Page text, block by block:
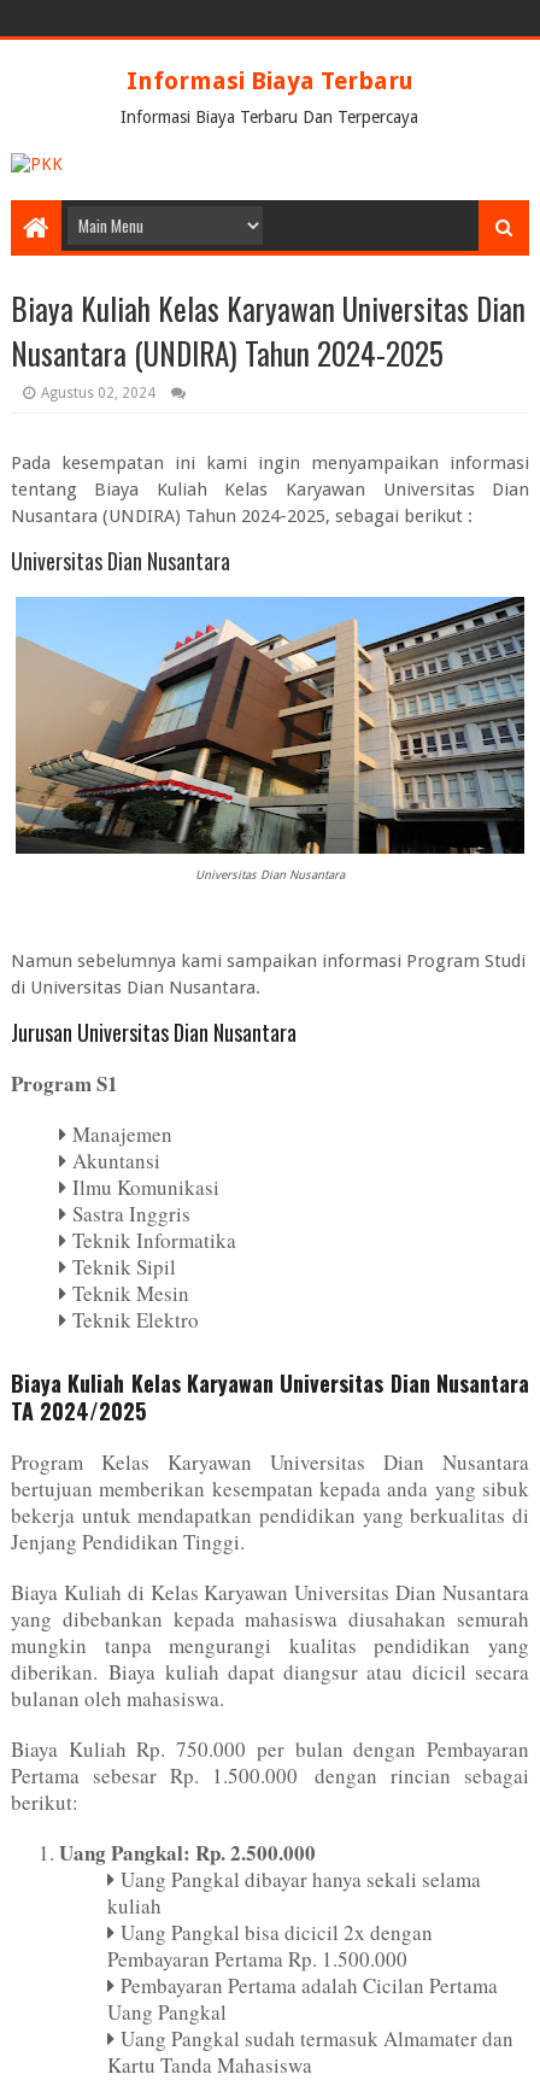
Informasi Biaya Terbaru
Informasi Biaya Terbaru Dan Terpercaya
Biaya Kuliah Kelas Karyawan Universitas Dian
Nusantara (UNDIRA) Tahun 2024-2025
Agustus 02, 2024
Pada kesempatan ini kami ingin menyampaikan informasi
tentang Biaya Kuliah Kelas Karyawan Universitas Dian
Nusantara (UNDIRA) Tahun 2024-2025, sebagai berikut :
Universitas Dian Nusantara
Universitas Dian Nusantara
Namun sebelumnya kami sampaikan informasi Program Studi
di Universitas Dian Nusantara.
Jurusan Universitas Dian Nusantara
Program S1
Manajemen
Akuntansi
Ilmu Komunikasi
Sastra Inggris
Teknik Informatika
Teknik Sipil
Teknik Mesin
Teknik Elektro
Biaya Kuliah Kelas Karyawan Universitas Dian Nusantara
TA 2024/2025
Program Kelas Karyawan Universitas Dian Nusantara
bertujuan memberikan kesempatan kepada anda yang sibuk
bekerja untuk mendapatkan pendidikan yang berkualitas di
Jenjang Pendidikan Tinggi.
Biaya Kuliah di Kelas Karyawan Universitas Dian Nusantara
yang dibebankan kepada mahasiswa diusahakan semurah
mungkin tanpa mengurangi kualitas pendidikan yang
diberikan. Biaya kuliah dapat diangsur atau dicicil secara
bulanan oleh mahasiswa.
Biaya Kuliah Rp. 750.000 per bulan dengan Pembayaran
Pertama sebesar Rp. 1.500.000 dengan rincian sebagai
berikut:
Uang Pangkal: Rp. 2.500.000
Uang Pangkal dibayar hanya sekali selama
kuliah
Uang Pangkal bisa dicicil 2x dengan
Pembayaran Pertama Rp. 1.500.000
Pembayaran Pertama adalah Cicilan Pertama
Uang Pangkal
Uang Pangkal sudah termasuk Almamater dan
Kartu Tanda Mahasiswa